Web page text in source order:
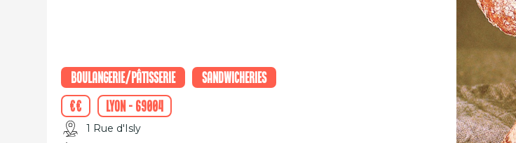
Boulangerie/Pâtisserie
Sandwicheries
€€
Lyon - 69004
1 Rue d'Isly